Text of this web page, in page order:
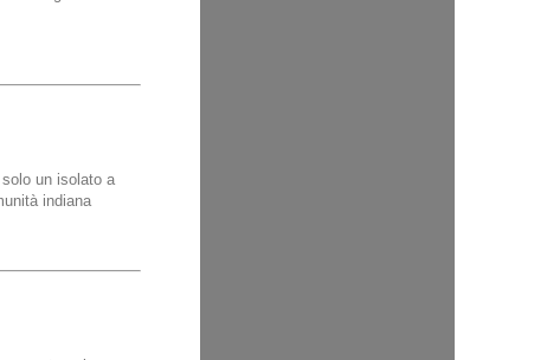
un isolato a
indiana